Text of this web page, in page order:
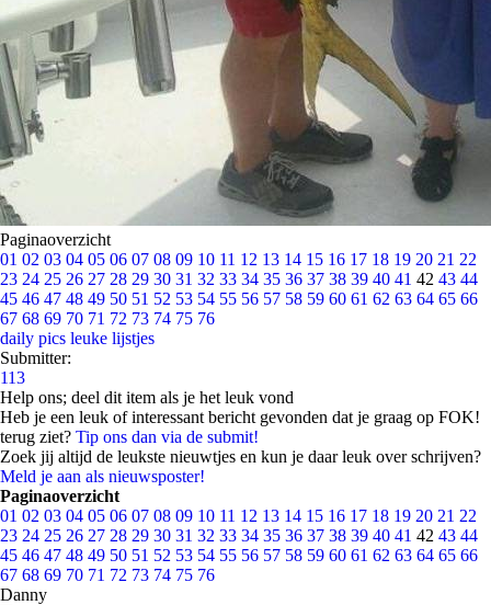
Paginaoverzicht
01 02 03 04 05 06 07 08 09 10 11 12 13 14 15 16 17 18 19 20 21 22
23 24 25 26 27 28 29 30 31 32 33 34 35 36 37 38 39 40 41 42 43 44
45 46 47 48 49 50 51 52 53 54 55 56 57 58 59 60 61 62 63 64 65 66
67 68 69 70 71 72 73 74 75 76
daily pics leuke lijstjes
Submitter:
113
Help ons; deel dit item als je het leuk vond
Heb je een leuk of interessant bericht gevonden dat je graag op FOK!
terug ziet? Tip ons dan via de submit!
Zoek jij altijd de leukste nieuwtjes en kun je daar leuk over schrijven?
Meld je aan als nieuwsposter!
Paginaoverzicht
01 02 03 04 05 06 07 08 09 10 11 12 13 14 15 16 17 18 19 20 21 22
23 24 25 26 27 28 29 30 31 32 33 34 35 36 37 38 39 40 41 42 43 44
45 46 47 48 49 50 51 52 53 54 55 56 57 58 59 60 61 62 63 64 65 66
67 68 69 70 71 72 73 74 75 76
Danny